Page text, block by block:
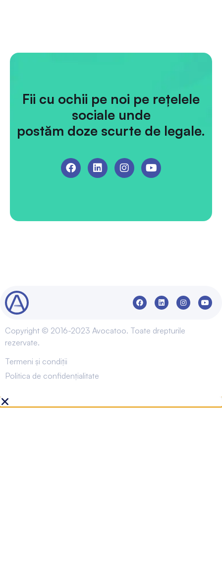
Fii cu ochii pe noi pe rețelele
sociale unde
postăm doze scurte de legale.
Copyright © 2016-2023 Avocatoo. Toate drepturile
rezervate.
Termeni și condiții
Politica de confidențialitate